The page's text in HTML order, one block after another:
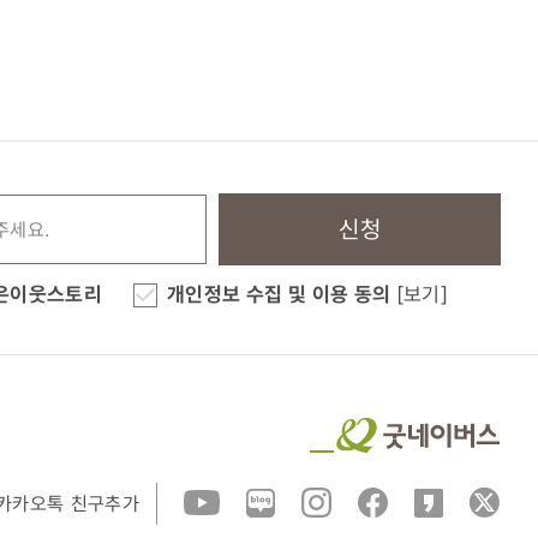
신청
이웃스토리 개인정보 수집 및 이용 동의 [보기]
카오톡 친구추가